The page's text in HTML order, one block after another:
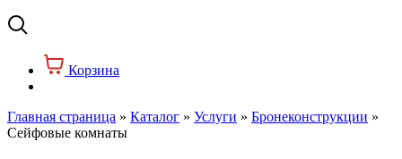
Корзина
Главная страница » Каталог » Услуги » Бронеконструкции »
Сейфовые комнаты